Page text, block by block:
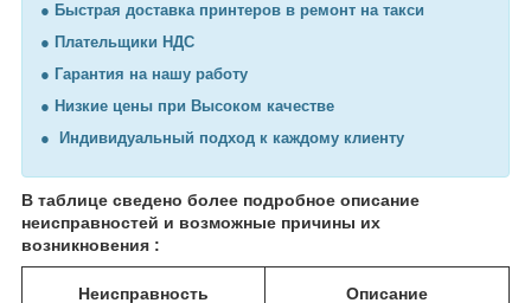
● Быстрая доставка принтеров в ремонт на такси
● Плательщики НДС
● Гарантия на нашу работу
● Низкие цены при Высоком качестве
●
Индивидуальный подход к каждому клиенту
В таблице сведено более подробное описание
неисправностей и возможные причины их
возникновения :
Неисправность Описание